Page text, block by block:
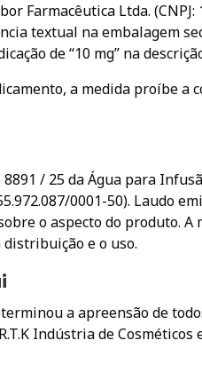
Farmacêutica Ltda.
textual na embalagem
de “10 mg” na
a medida proíbe a
/ 25 da Água para
0001-50). Laudo
o aspecto do produto. A
e o uso.
a apreensão de
Indústria de Cosméticos